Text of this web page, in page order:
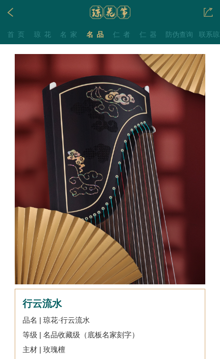
首页 琼花 名家 名品 仁者 仁器 防伪查询 联系
行云流水
品名 | 琼花·行云流水
等级 | 名品收藏级（底板名家刻字）
主材 | 玫瑰檀